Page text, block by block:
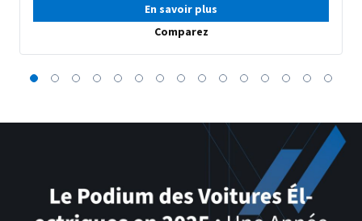
En savoir plus
Comparez